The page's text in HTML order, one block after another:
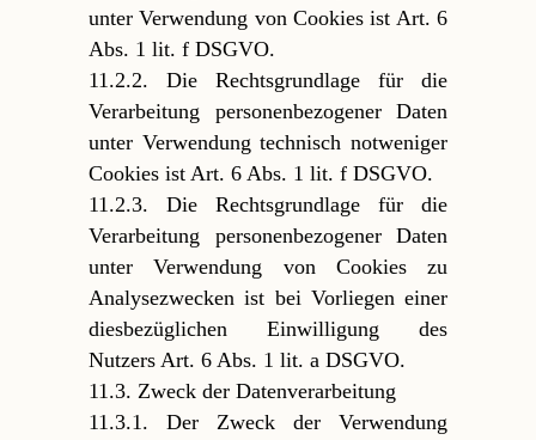
unter Verwendung von Cookies ist Art. 6
Abs. 1 lit. f DSGVO.
11.2.2. Die Rechtsgrundlage für die
Verarbeitung personenbezogener Daten
unter Verwendung technisch notweniger
Cookies ist Art. 6 Abs. 1 lit. f DSGVO.
11.2.3. Die Rechtsgrundlage für die
Verarbeitung personenbezogener Daten
unter Verwendung von Cookies zu
Analysezwecken ist bei Vorliegen einer
diesbezüglichen Einwilligung des
Nutzers Art. 6 Abs. 1 lit. a DSGVO.
11.3. Zweck der Datenverarbeitung
11.3.1. Der Zweck der Verwendung